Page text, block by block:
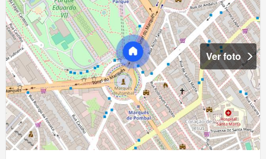
Ver foto